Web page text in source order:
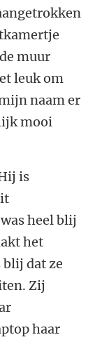
muur
leuk om
naam er
mooi
is
heel blij
het
blij dat ze
Zij
haar